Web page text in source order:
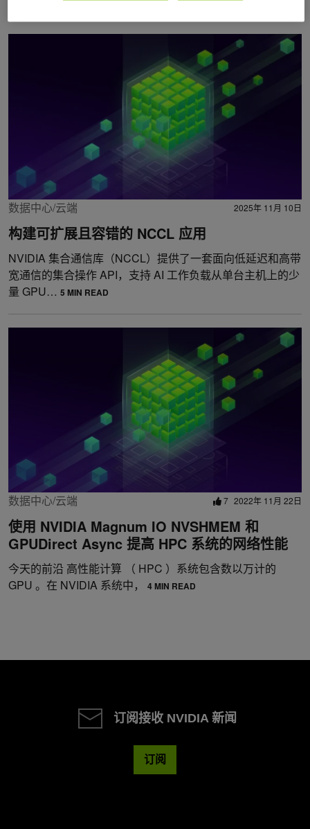
数据中心/云端 2025年 11月 10日
构建可扩展且容错的 NCCL 应用
NVIDIA 集合通信库（NCCL）提供了一套面向低延迟和高带
宽通信的集合操作 API，支持 AI 工作负载从单台主机上的少
量 GPU… 5 MIN READ
数据中心/云端 7 2022年 11月 22日
使用 NVIDIA Magnum IO NVSHMEM 和
GPUDirect Async 提高 HPC 系统的网络性能
今天的前沿 高性能计算 （ HPC ）系统包含数以万计的
GPU 。在 NVIDIA 系统中，
4 MIN READ
订阅接收 NVIDIA 新闻
订阅